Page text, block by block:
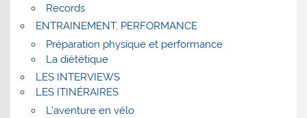
Records
ENTRAINEMENT, PERFORMANCE
Préparation physique et performance
La diététique
LES INTERVIEWS
LES ITINÉRAIRES
L’aventure en vélo